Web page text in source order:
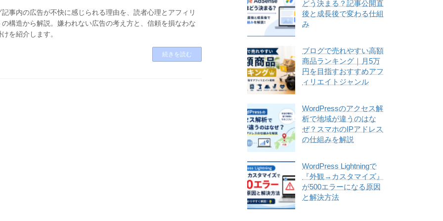
記事内の広告が不快に感じられる理由を、読者心理とアフィリ
の構造から解説。嫌われない広告の考え方と、信頼を損なわな
を紹介します。
続きを読む
どう決まる？記事公開直
後と成長後で変わる仕組
み
ブログで売れやすい高額
商品ランキング｜月5万
円を目指すおすすめアフ
ィリエイトジャンル
WordPressのアクセス解
析で地域が違うのはな
ぜ？スマホのIPアドレス
の仕組みを解説
WordPress Lightningで
『外観→カスタマイズ』
が500エラーになる原因
と解決方法